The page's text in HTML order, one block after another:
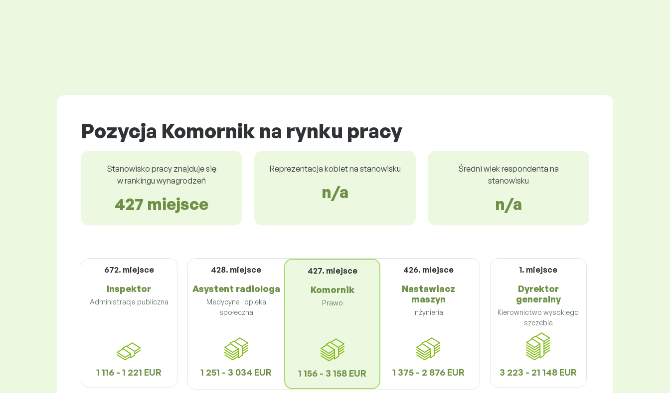
Pozycja Komornik na rynku pracy
Stanowisko pracy znajduje się
w rankingu wynagrodzeń
427 miejsce
Reprezentacja kobiet na stanowisku
n/a
Średni wiek respondenta na
stanowisku
n/a
672. miejsce
Inspektor
Administracja publiczna
1 116 - 1 221 EUR
428. miejsce
Asystent radiologa
Medycyna i opieka
społeczna
1 251 - 3 034 EUR
427. miejsce
Komornik
Prawo
1 156 - 3 158 EUR
426. miejsce
Nastawiacz
maszyn
Inżynieria
1 375 - 2 876 EUR
1. miejsce
Dyrektor
generalny
Kierownictwo wysokiego
szczebla
3 223 - 21 148 EUR